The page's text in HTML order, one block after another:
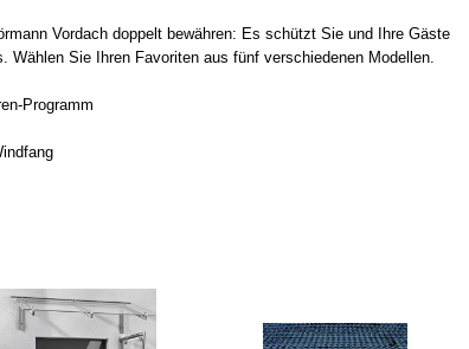
Vordach doppelt bewähren: Es schützt Sie und Ihre Gäste
Wählen Sie Ihren Favoriten aus fünf verschiedenen Modellen.
Programm